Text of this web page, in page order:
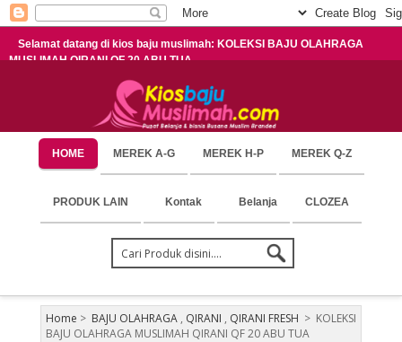
Selamat datang di kios baju muslimah: KOLEKSI BAJU OLAHRAGA
MUSLIMAH QIRANI QF 20 ABU TUA
HOME MEREK A-G MEREK H-P MEREK Q-Z
PRODUK LAIN Kontak Belanja CLOZEA
Home > BAJU OLAHRAGA, QIRANI , QIRANI FRESH > KOLEKSI
BAJU OLAHRAGA MUSLIMAH QIRANI QF 20 ABU TUA